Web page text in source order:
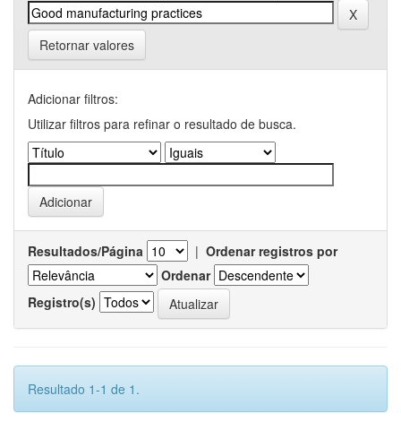
Retornar valores
Adicionar filtros:
Utilizar filtros para refinar o resultado de busca.
Resultados/Página | Ordenar registros por
Ordenar
Registro(s)
Resultado 1-1 de 1.